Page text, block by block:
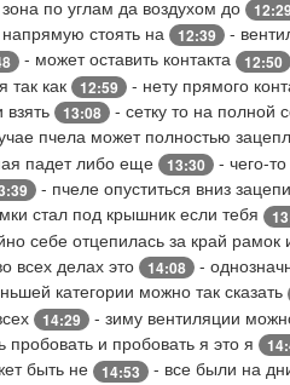
по углам да воздухом до 12:29
напрямую стоять на 12:39
-
- может оставить контакта 12:50
так как 12:59 - нету прямого
13:08 - сетку то на полной
пчела может полностью
падет либо еще 13:30
- чего-
- пчеле опуститься вниз
стал под крышник если тебя
себе отцепилась за край рамок
всех делах это 14:08
-
категории можно так сказать
14:29 - зиму вентиляции
пробовать и пробовать я это я
быть не 14:53 - все были на